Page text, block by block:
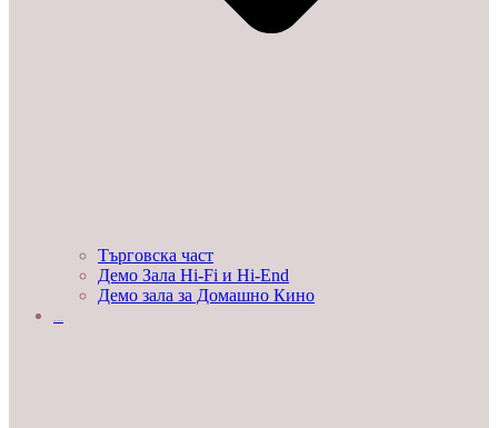
Търговска част
Демо Зала Hi-Fi и Hi-End
Демо зала за Домашно Кино